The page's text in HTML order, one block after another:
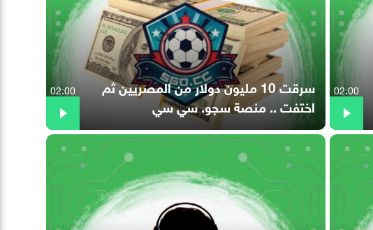
02:00
سرقت 10 مليون دولار من المصريين ثم
اختفت .. منصة سجو. سي سي
02:00